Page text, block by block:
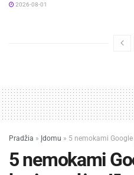
2026-08-01
Pradžia » Įdomu » 5 nemokami
5 nemokami